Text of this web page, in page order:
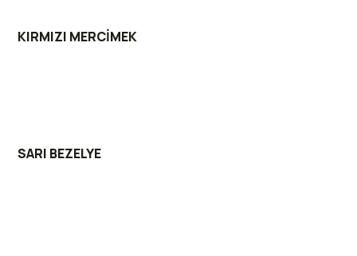
KIRMIZI MERCİMEK
SARI BEZELYE